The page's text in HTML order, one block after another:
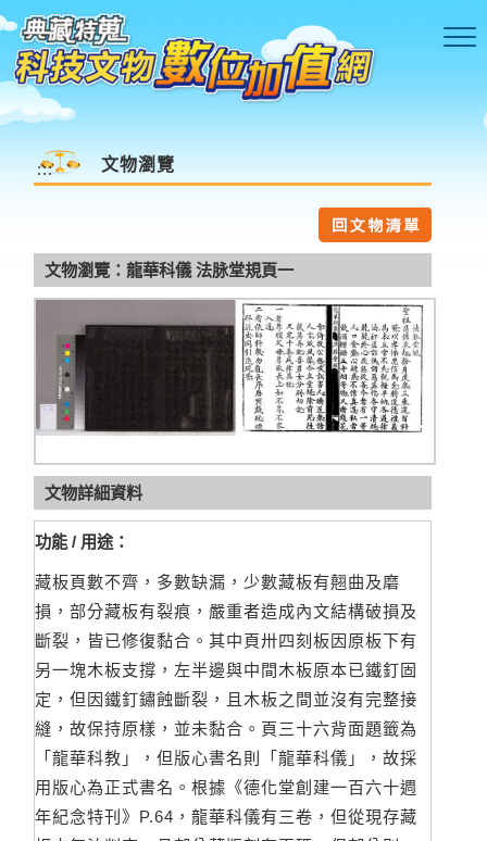
跳到主要內容區塊
::: 文物瀏覽
文物瀏覽：龍華科儀 法脉堂規頁一
文物詳細資料
功能 / 用途：
藏板頁數不齊，多數缺漏，少數藏板有翹曲及磨
損，部分藏板有裂痕，嚴重者造成內文結構破損及
斷裂，皆已修復黏合。其中頁卅四刻板因原板下有
另一塊木板支撐，左半邊與中間木板原本已鐵釘固
定，但因鐵釘鏽蝕斷裂，且木板之間並沒有完整接
縫，故保持原樣，並未黏合。頁三十六背面題籤為
「龍華科教」，但版心書名則「龍華科儀」，故採
用版心為正式書名。根據《德化堂創建一百六十週
年紀念特刊》P.64，龍華科儀有三卷，但從現存藏